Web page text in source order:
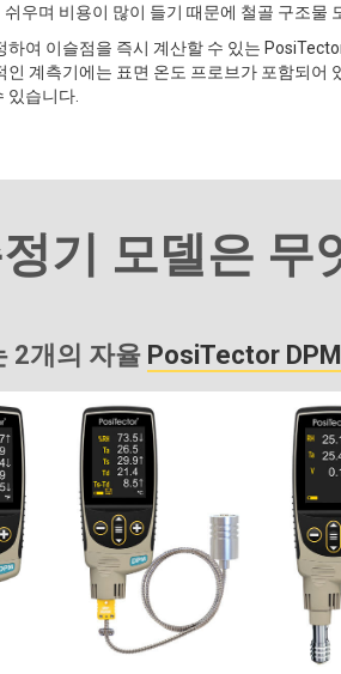
우며 비용이 많이 들기 때문에 철골 구조물
여 이슬점을 즉시 계산할 수 있는
계측기에는 표면 온도 프로브가 포함되
있습니다.
기 모델은 무
2개의 자율 PosiTector